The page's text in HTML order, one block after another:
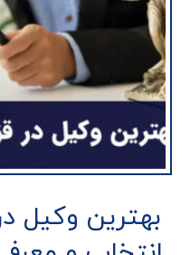
بهترین وکیل